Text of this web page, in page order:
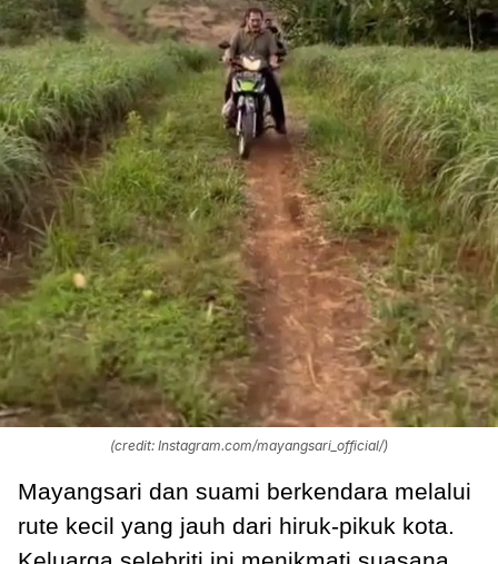
(credit: Instagram.com/mayangsari_official/)
Mayangsari dan suami berkendara melalui
rute kecil yang jauh dari hiruk-pikuk kota.